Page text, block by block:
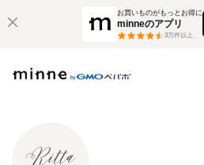
お買いものがもっとお得に
minneのアプリ
3万件以上